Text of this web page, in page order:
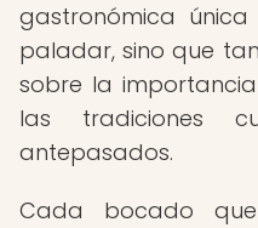
gastronómica
paladar, sino que
sobre la
las tradiciones
antepasados.
Cada bocado que